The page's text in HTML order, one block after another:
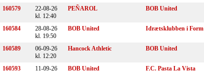
160579
22-08-26
kl. 12:40
PEÑAROL BOB United
160584
28-08-26
kl. 19:50
BOB United Idrætsklubben i Form
160589
06-09-26
kl. 12:20
Hancock Athletic BOB United
160593
11-09-26
BOB United F.C. Pasta La Vista